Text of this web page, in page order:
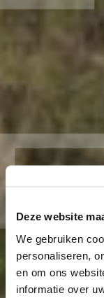
Deze website
We gebruiken
personaliseren,
en om ons
informatie over